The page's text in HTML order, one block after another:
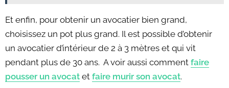
Et enfin, pour obtenir un avocatier bien grand,
choisissez un pot plus grand. Il est possible d’obtenir
un avocatier d’intérieur de 2 à 3 mètres et qui vit
pendant plus de 30 ans. A voir aussi comment faire
pousser un avocat et faire murir son avocat.